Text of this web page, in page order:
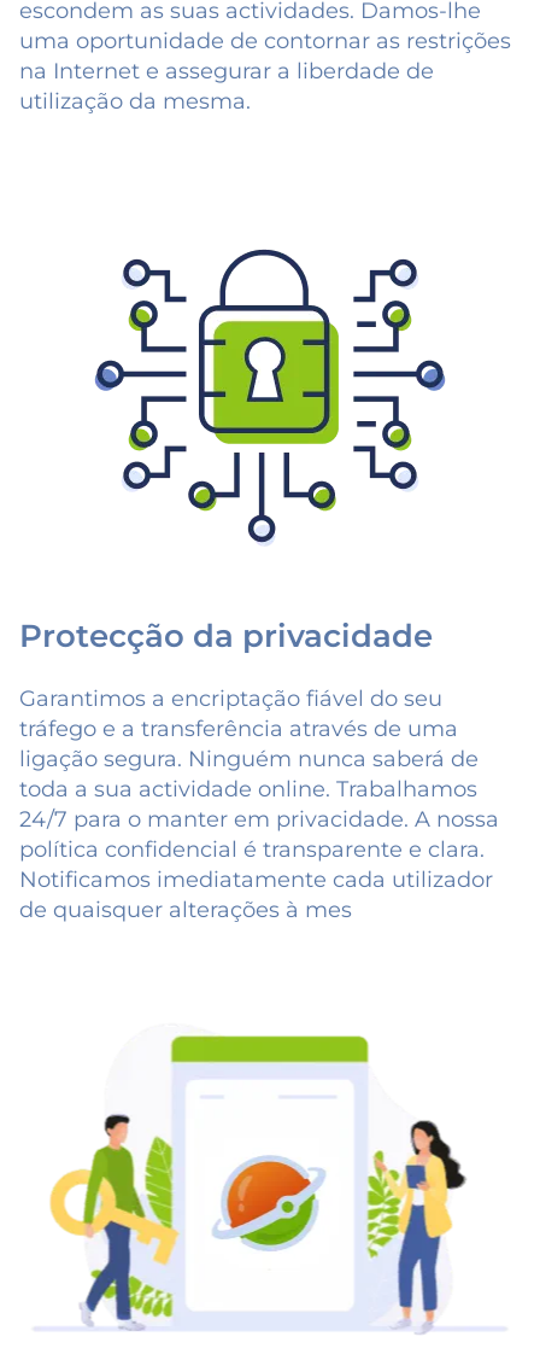
escondem as suas actividades. Damos-lhe
uma oportunidade de contornar as restrições
na Internet e assegurar a liberdade de
utilização da mesma.
Protecção da privacidade
Garantimos a encriptação fiável do seu
tráfego e a transferência através de uma
ligação segura. Ninguém nunca saberá de
toda a sua actividade online. Trabalhamos
24/7 para o manter em privacidade. A nossa
política confidencial é transparente e clara.
Notificamos imediatamente cada utilizador
de quaisquer alterações à mes